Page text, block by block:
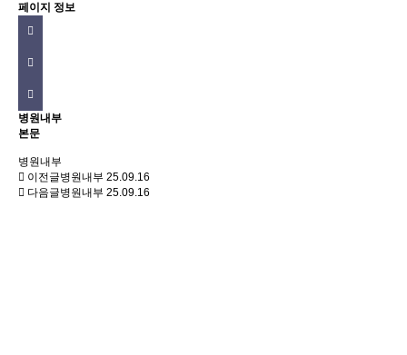
페이지 정보
병원내부
본문
병원내부
이전글병원내부 25.09.16
다음글병원내부 25.09.16